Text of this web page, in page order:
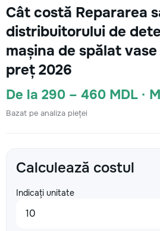
Cât costă Repararea
distribuitorului de
mașina de spălat
preț 2026
De la 290 – 460 MDL ·
Bazat pe analiza pieței
Calculează costul
Indicați unitate